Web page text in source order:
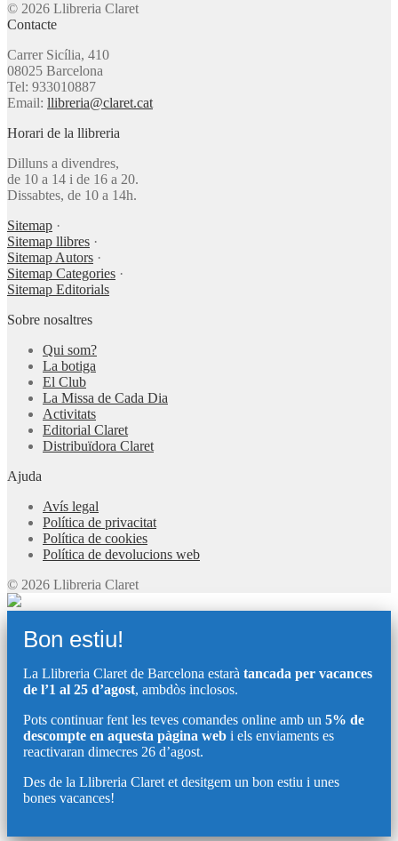
© 2026 Llibreria Claret
Contacte
Carrer Sicília, 410
08025 Barcelona
Tel: 933010887
Email: llibreria@claret.cat
Horari de la llibreria
Dilluns a divendres,
de 10 a 14 i de 16 a 20.
Dissabtes, de 10 a 14h.
Sitemap ·
Sitemap llibres ·
Sitemap Autors ·
Sitemap Categories ·
Sitemap Editorials
Sobre nosaltres
Qui som?
La botiga
El Club
La Missa de Cada Dia
Activitats
Editorial Claret
Distribuïdora Claret
Ajuda
Avís legal
Política de privacitat
Política de cookies
Política de devolucions web
© 2026 Llibreria Claret
Bon estiu!
La Llibreria Claret de Barcelona estarà tancada per vacances
de l’1 al 25 d’agost, ambdòs inclosos.
Pots continuar fent les teves comandes online amb un 5% de
descompte en aquesta pàgina web i els enviaments es
reactivaran dimecres 26 d’agost.
Des de la Llibreria Claret et desitgem un bon estiu i unes
bones vacances!